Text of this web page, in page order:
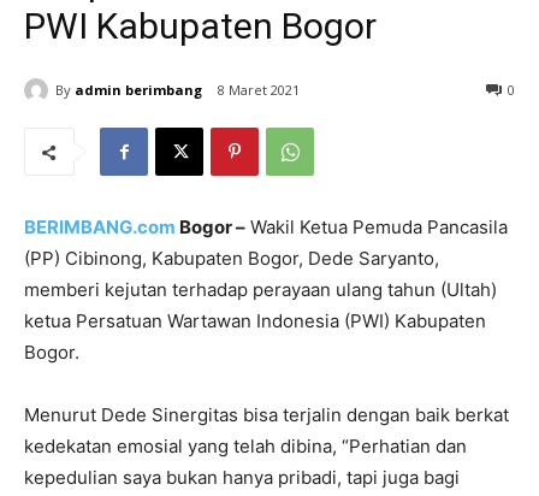
PWI Kabupaten Bogor
By admin berimbang 8 Maret 2021 0
BERIMBANG.com Bogor – Wakil Ketua Pemuda Pancasila
(PP) Cibinong, Kabupaten Bogor, Dede Saryanto,
memberi kejutan terhadap perayaan ulang tahun (Ultah)
ketua Persatuan Wartawan Indonesia (PWI) Kabupaten
Bogor.
Menurut Dede Sinergitas bisa terjalin dengan baik berkat
kedekatan emosial yang telah dibina, “Perhatian dan
kepedulian saya bukan hanya pribadi, tapi juga bagi